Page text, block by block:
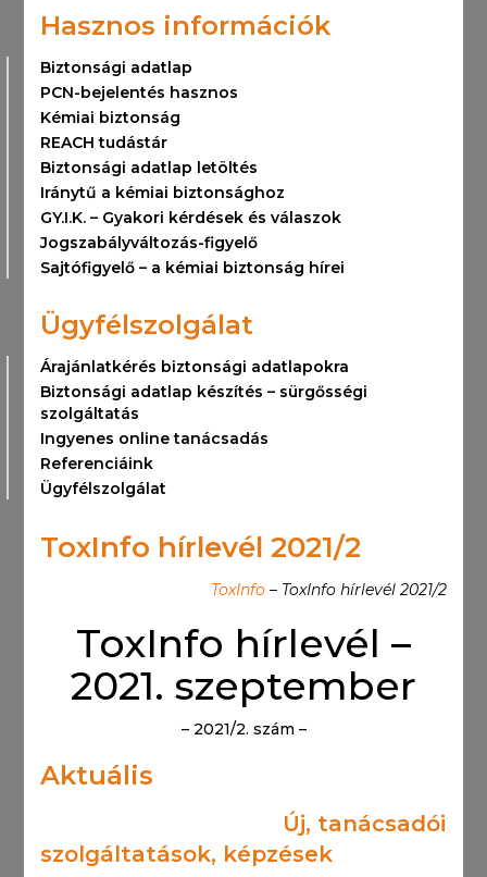
Hasznos információk
Biztonsági adatlap
PCN-bejelentés hasznos
Kémiai biztonság
REACH tudástár
Biztonsági adatlap letöltés
Iránytű a kémiai biztonsághoz
GY.I.K. – Gyakori kérdések és válaszok
Jogszabályváltozás-figyelő
Sajtófigyelő – a kémiai biztonság hírei
Ügyfélszolgálat
Árajánlatkérés biztonsági adatlapokra
Biztonsági adatlap készítés – sürgősségi
szolgáltatás
Ingyenes online tanácsadás
Referenciáink
Ügyfélszolgálat
ToxInfo hírlevél 2021/2
ToxInfo– ToxInfo hírlevél 2021/2
ToxInfo hírlevél –
2021. szeptember
– 2021/2. szám –
Aktuális
Új, tanácsadói
szolgáltatások, képzések